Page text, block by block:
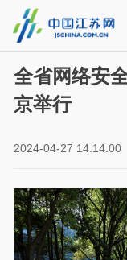
全省网络安
京举行
2024-04-27 14:14:00